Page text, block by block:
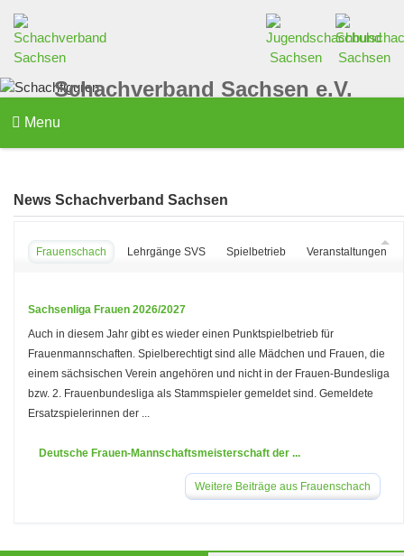
Schachverband Sachsen e.V.
Menu
News Schachverband Sachsen
Frauenschach Lehrgänge SVS Spielbetrieb Veranstaltungen
Sachsenliga Frauen 2026/2027
Auch in diesem Jahr gibt es wieder einen Punktspielbetrieb für
Frauenmannschaften. Spielberechtigt sind alle Mädchen und Frauen, die
einem sächsischen Verein angehören und nicht in der Frauen-Bundesliga
bzw. 2. Frauenbundesliga als Stammspieler gemeldet sind. Gemeldete
Ersatzspielerinnen der ...
Deutsche Frauen-Mannschaftsmeisterschaft der ...
Weitere Beiträge aus Frauenschach